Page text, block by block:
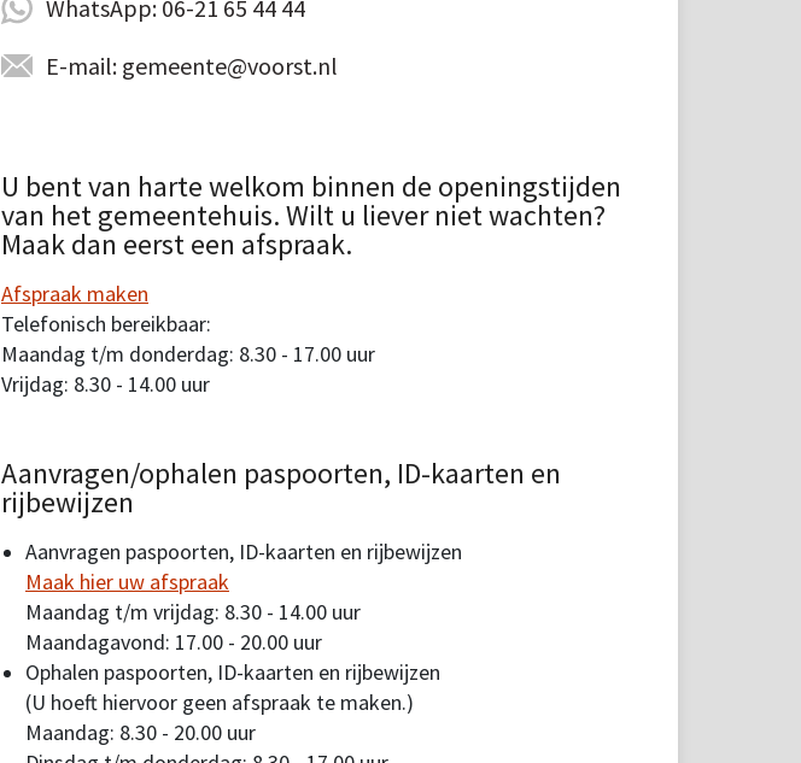
WhatsApp: 06-21 65 44 44
E-mail: gemeente@voorst.nl
U bent van harte welkom binnen de openingstijden
van het gemeentehuis. Wilt u liever niet wachten?
Maak dan eerst een afspraak.
Afspraak maken
Telefonisch bereikbaar:
Maandag t/m donderdag: 8.30 - 17.00 uur
Vrijdag: 8.30 - 14.00 uur
Aanvragen/ophalen paspoorten, ID-kaarten en
rijbewijzen
Aanvragen paspoorten, ID-kaarten en rijbewijzen
Maak hier uw afspraak
Maandag t/m vrijdag: 8.30 - 14.00 uur
Maandagavond: 17.00 - 20.00 uur
Ophalen paspoorten, ID-kaarten en rijbewijzen
(U hoeft hiervoor geen afspraak te maken.)
Maandag: 8.30 - 20.00 uur